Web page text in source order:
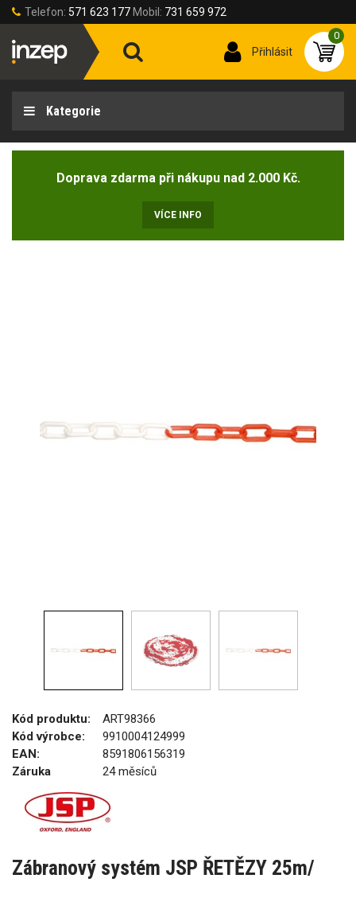
Telefon: 571 623 177 Mobil: 731 659 972
Přihlásit
0
Kategorie
Doprava zdarma při nákupu nad 2.000 Kč.
VÍCE INFO
Kód produktu:
ART98366
Kód výrobce:
9910004124999
EAN:
8591806156319
Záruka
24 měsíců
Zábranový systém JSP ŘETĚZY 25m/